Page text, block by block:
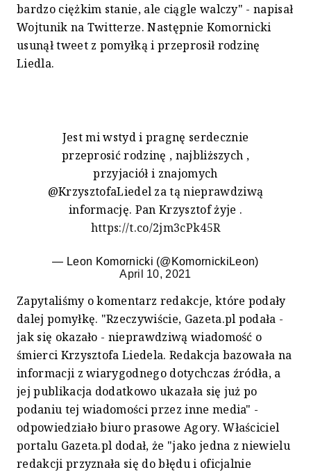
bardzo ciężkim stanie, ale ciągle walczy" - napisał
Wojtunik na Twitterze. Następnie Komornicki
usunął tweet z pomyłką i przeprosił rodzinę
Liedla.
Jest mi wstyd i pragnę serdecznie
przeprosić rodzinę , najbliższych ,
przyjaciół i znajomych
@KrzysztofaLiedel za tą nieprawdziwą
informację. Pan Krzysztof żyje .
https://t.co/2jm3cPk45R
— Leon Komornicki (@KomornickiLeon)
April 10, 2021
Zapytaliśmy o komentarz redakcje, które podały
dalej pomyłkę. "Rzeczywiście, Gazeta.pl podała -
jak się okazało - nieprawdziwą wiadomość o
śmierci Krzysztofa Liedela. Redakcja bazowała na
informacji z wiarygodnego dotychczas źródła, a
jej publikacja dodatkowo ukazała się już po
podaniu tej wiadomości przez inne media" -
odpowiedziało biuro prasowe Agory. Właściciel
portalu Gazeta.pl dodał, że "jako jedna z niewielu
redakcji przyznała się do błędu i oficjalnie